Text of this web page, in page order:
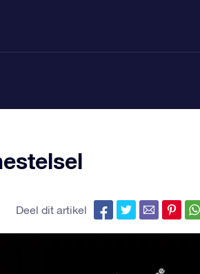
Deel dit artikel